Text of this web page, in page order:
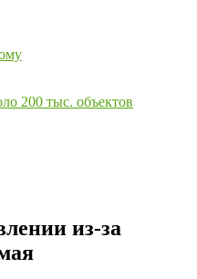
200 тыс. объектов
из-за